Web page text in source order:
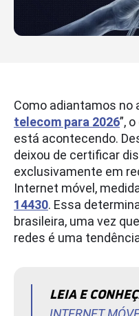
Como adiantamos no
telecom para 2026”,
está acontecendo.
deixou de certificar
exclusivamente em
Internet móvel,
14430. Essa
brasileira, uma vez
redes é uma
LEIA E